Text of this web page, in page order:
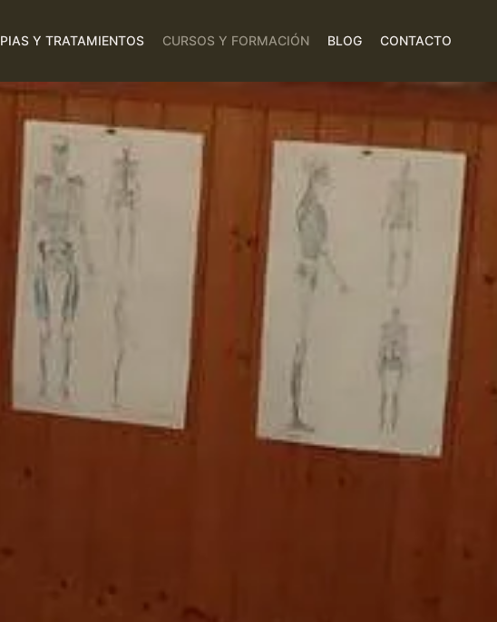
Y TRATAMIENTOS CURSOS Y FORMACIÓN BLOG CONTACTO